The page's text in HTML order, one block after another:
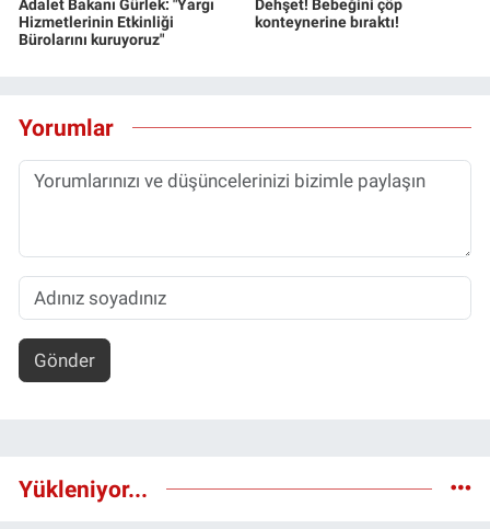
Adalet Bakanı Gürlek: "Yargı
Hizmetlerinin Etkinliği
Bürolarını kuruyoruz"
Dehşet! Bebeğini çöp
konteynerine bıraktı!
Yorumlar
Gönder
Yükleniyor...